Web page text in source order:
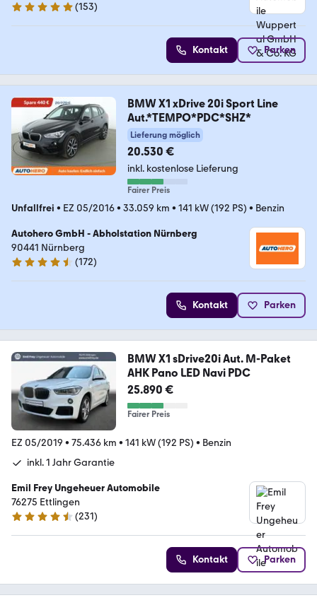
4.8 Sterne
(153)
Kontakt Parken
BMW X1 xDrive 20i Sport Line
Aut.*TEMPO*PDC*SHZ*
Lieferung möglich
20.530 €
inkl. kostenlose Lieferung
Fairer Preis
Unfallfrei • EZ 05/2016• 33.059 km • 141 kW (192 PS) • Benzin
Autohero GmbH - Abholstation Nürnberg
90441 Nürnberg
4.5 Sterne
(172)
Kontakt Parken
BMW X1 sDrive20i Aut. M-Paket
AHK Pano LED Navi PDC
25.890 €
Fairer Preis
EZ 05/2019 • 75.436 km • 141 kW (192 PS) • Benzin
inkl. 1 Jahr Garantie
Emil Frey Ungeheuer Automobile
76275 Ettlingen
4.6 Sterne
(231)
Kontakt Parken